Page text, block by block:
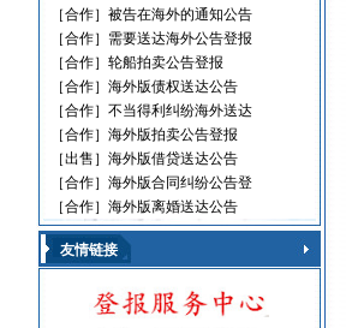
遗失声明 环保公告
减资公告 挂失声明
股份转让 政府通文
判决公告 律师声明
通告广告 企业注销
维权公告 解除声明
迁址公告 法院公告
开庭传票 海事文书
［合作］ 被告在海外的通知公告
［合作］
需要送达海外公告登报
［合作］ 轮船拍卖公告登报
［合作］ 海外版债权送达公告
［合作］ 不当得利纠纷海外送达
［合作］ 海外版拍卖公告登报
［出售］ 海外版借贷送达公告
［合作］ 海外版合同纠纷公告登
［合作］ 海外版离婚送达公告
友情链接